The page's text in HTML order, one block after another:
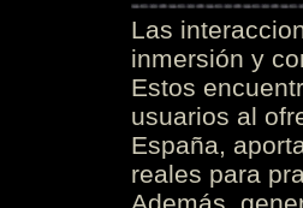
Las
inmersión y
Estos
usuarios al
España,
reales para
Además,